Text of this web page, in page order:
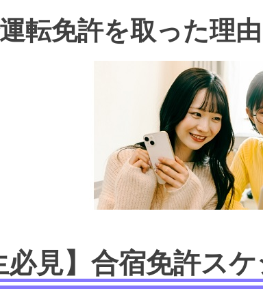
転免許を取った理由
必見】合宿免許ス